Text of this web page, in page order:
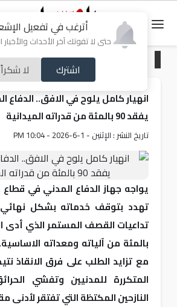
أترغب في تفعيل
حتى لا تفوتك آخر الأحداث والأخبار
اشترك لا شكراً
صحة
انهيار كامل يلوح في الافق.. الدفاع
يفقد 90 بالمئة من قدراته الميدانية
تاريخ النشر : الإثنين - 1-6-2026 - 10:04 PM
يواجه جهاز الدفاع المدني في
تهدد بتوقف خدماته بشكل
تداعيات القصف المستمر الذي أدى
بالمئة من آلياته ومعداته
مع تزايد الطلب على فرق الانقاذ
المتكررة للمدنيين وتفشي
النازحين المكتظة التي تفتقر لأدنى